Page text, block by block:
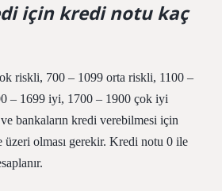
için kredi notu kaç
riskli, 700 – 1099 orta riskli, 1100 –
– 1699 iyi, 1700 – 1900 çok iyi
bankaların kredi verebilmesi için
olması gerekir. Kredi notu 0 ile